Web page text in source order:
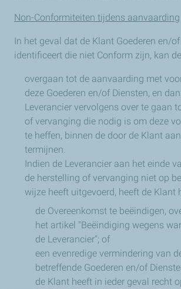
Non-Conformiteiten tijdens aanvaarding
In het geval dat de Klant Goederen en/
identificeert die niet Conform zijn, kan
overgaan tot de aanvaarding met
deze Goederen en/of Diensten, en
Leverancier vervolgens over te gaan
of vervanging die nodig is om deze
te heffen, binnen de door de Klant
termijnen.
Indien de Leverancier aan het einde
de herstelling of vervanging niet op
wijze heeft uitgevoerd, heeft de Klant
de Overeenkomst te beëindigen,
het artikel "Beëindiging wegens
de Leverancier"; of
een evenredige vermindering van
betreffende Goederen en/of
de Klant heeft in ieder geval recht